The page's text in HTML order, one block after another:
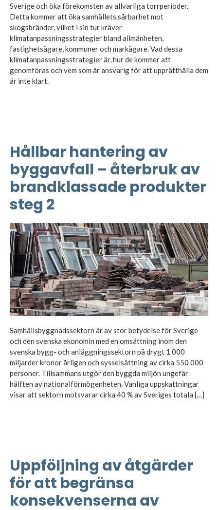
Sverige och öka förekomsten av allvarliga torrperioder.
Detta kommer att öka samhällets sårbarhet mot
skogsbränder, vilket i sin tur kräver
klimatanpassningsstrategier bland allmänheten,
fastighetsägare, kommuner och markägare. Vad dessa
klimatanpassningsstrategier är, hur de kommer att
genomföras och vem som är ansvarig för att upprätthålla dem
är inte klart.
Hållbar hantering av
byggavfall – återbruk av
brandklassade produkter
steg 2
Samhällsbyggnadssektorn är av stor betydelse för Sverige
och den svenska ekonomin med en omsättning inom den
svenska bygg- och anläggningssektorn på drygt 1 000
miljarder kronor årligen och sysselsättning av cirka 550 000
personer. Tillsammans utgör den byggda miljön ungefär
hälften av nationalförmögenheten. Vanliga uppskattningar
visar att sektorn motsvarar cirka 40 % av Sveriges totala […]
Uppföljning av åtgärder
för att begränsa
konsekvenserna av